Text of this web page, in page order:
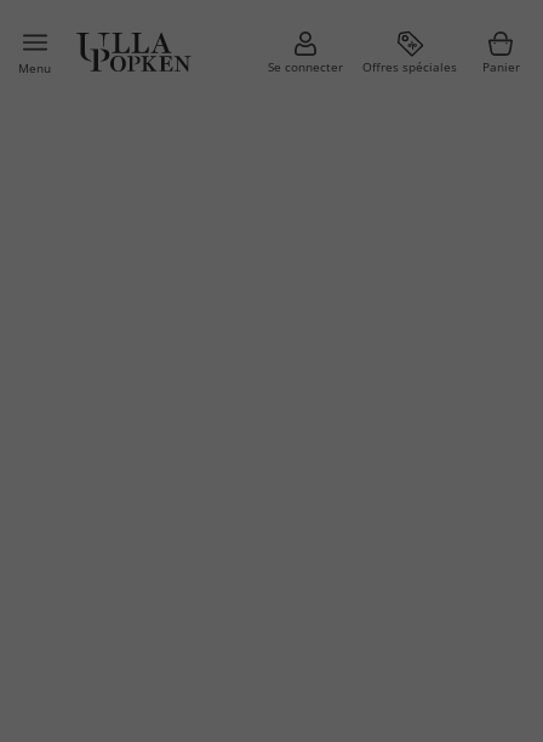
Menu Se connecter Offres spéciales Panier